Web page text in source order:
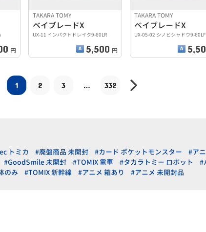
円
TAKARA TOMY
ベイブレードX
UX-11 インパクトドレイク9-60LR
5,500 円
TAKARA TOMY
ベイブレードX
UX-05-02 シノビシャドウ9-60LF
1 2 3 … 332
トミカ #廃盤商品 未開封 #カード ポケットモンスター #ア
#GoodSmile 未開封 #TOMIX 電車 #タカラトミー ロボット
#
のみ #TOMIX 新幹線 #アニメ 箱あり #アニメ 未開封品